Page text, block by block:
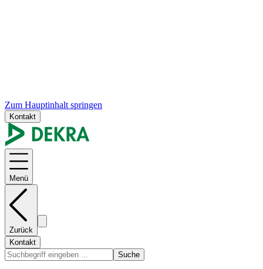
Zum Hauptinhalt springen
Kontakt
Menü
Zurück
Kontakt
Suche